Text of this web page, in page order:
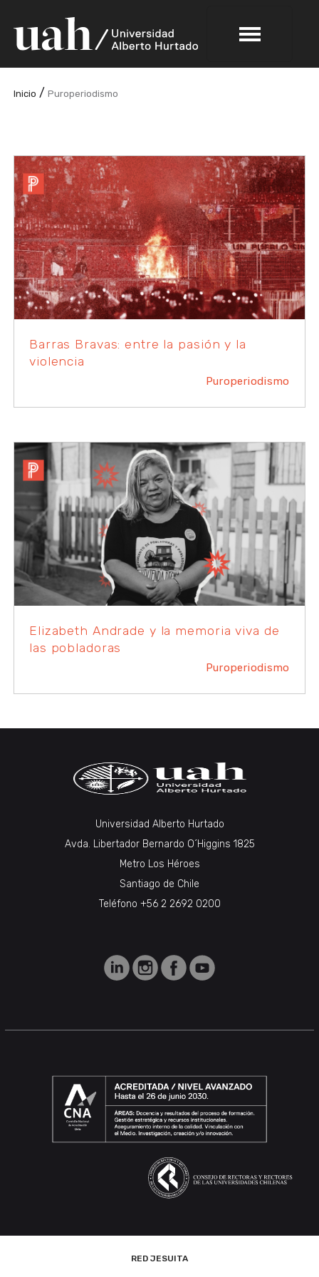
Inicio /Puroperiodismo
Barras Bravas: entre la pasión y la
violencia
Puroperiodismo
Elizabeth Andrade y la memoria viva de
las pobladoras
Puroperiodismo
Universidad Alberto Hurtado
Avda. Libertador Bernardo O´Higgins 1825
Metro Los Héroes
Santiago de Chile
Teléfono +56 2 2692 0200
RED JESUITA